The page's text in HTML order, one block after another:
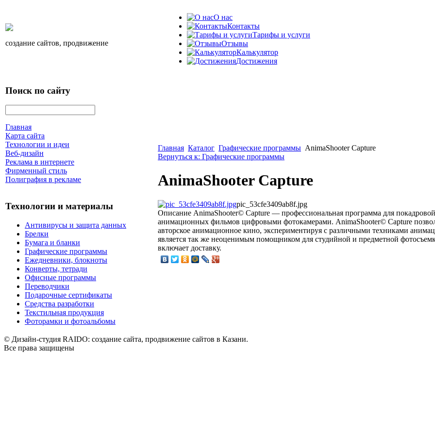
создание сайтов, продвижение
О нас
Контакты
Тарифы и услуги
Отзывы
Калькулятор
Достижения
Поиск по сайту
Главная
Карта сайта
Технологии и идеи
Веб-дизайн
Реклама в интернете
Фирменный стиль
Полиграфия в рекламе
Технологии и материалы
Антивирусы и защита данных
Брелки
Бумага и бланки
Графические программы
Ежедневники, блокноты
Конверты, тетради
Офисные программы
Переводчики
Подарочные сертификаты
Средства разработки
Текстильная продукция
Фоторамки и фотоальбомы
Главная Каталог Графические программы AnimaShooter Capture
Вернуться к: Графические программы
AnimaShooter Capture
pic_53cfe3409ab8f.jpg
Описание AnimaShooter© Capture — профессиональная программа для
анимационных фильмов цифровыми фотокамерами. AnimaShooter© Capture
авторское анимационное кино, экспериментируя с различными техниками
является так же неоценимым помощником для студийной и предметной
включает доставку.
© Дизайн-студия RAIDO: создание сайта, продвижение сайтов в Казани.
Все права защищены